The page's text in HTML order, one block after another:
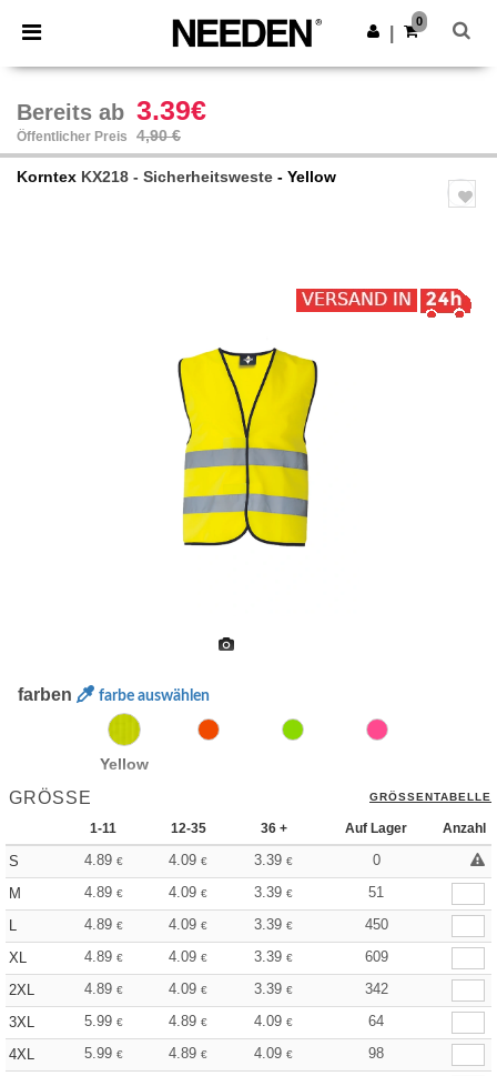
× Needen App
Bessere Preise in der App!
App holen
0
Bereits ab 3.39€
Öffentlicher Preis 4,90 €
Korntex KX218 - Sicherheitsweste - Yellow
farben farbe auswählen
Yellow
GRÖSSE GRÖSSENTABELLE
1-11 12-35 36 + Auf Lager Anzahl
S 4.89 € 4.09 € 3.39 €
0
M
4.89 € 4.09 € 3.39 €
51
L
4.89 € 4.09 € 3.39 €
450
XL
4.89 € 4.09 € 3.39 €
609
2XL
4.89 € 4.09 € 3.39 €
342
3XL
5.99 € 4.89 € 4.09 €
64
4XL
5.99 € 4.89 € 4.09 €
98